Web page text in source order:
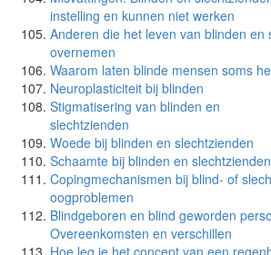
instelling en kunnen niet werken
Anderen die het leven van blinden en
overnemen
Waarom laten blinde mensen soms
Neuroplasticiteit bij blinden
Stigmatisering van blinden en
slechtzienden
Woede bij blinden en slechtzienden
Schaamte bij blinden en slechtzienden
Copingmechanismen bij blind- of
oogproblemen
Blindgeboren en blind geworden
Overeenkomsten en verschillen
Hoe leg je het concept van een